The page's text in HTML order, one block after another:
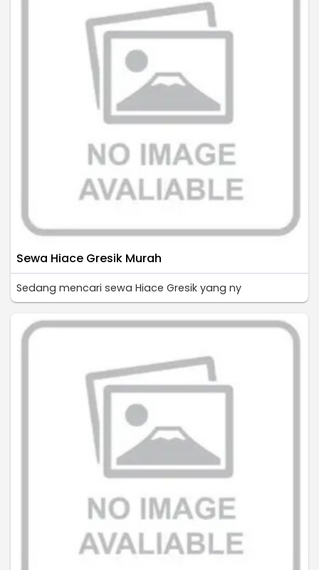
Sewa Hiace Gresik Murah
Sedang mencari sewa Hiace Gresik yang ny